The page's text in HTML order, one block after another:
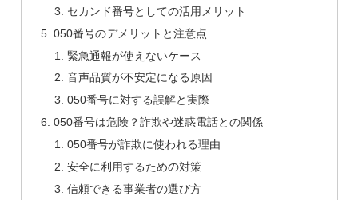
セカンド番号としての活用メリット
050番号のデメリットと注意点
緊急通報が使えないケース
音声品質が不安定になる原因
050番号に対する誤解と実際
050番号は危険？詐欺や迷惑電話との関係
050番号が詐欺に使われる理由
安全に利用するための対策
信頼できる事業者の選び方